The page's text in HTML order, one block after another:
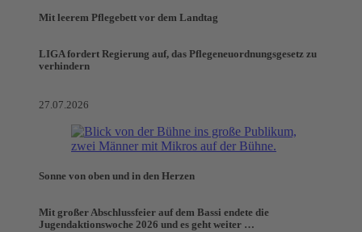
Mit leerem Pflegebett vor dem Landtag
LIGA fordert Regierung auf, das Pflegeneuordnungsgesetz zu
verhindern
27.07.2026
Sonne von oben und in den Herzen
Mit großer Abschlussfeier auf dem Bassi endete die
Jugendaktionswoche 2026 und es geht weiter …